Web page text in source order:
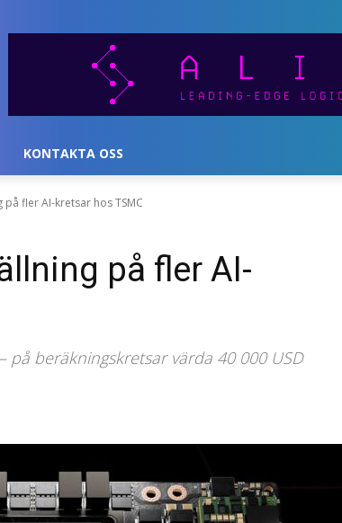
KONTAKTA OSS
fler AI-kretsar hos TSMC
på fler AI-
beräkningskretsar värda 40 000 USD